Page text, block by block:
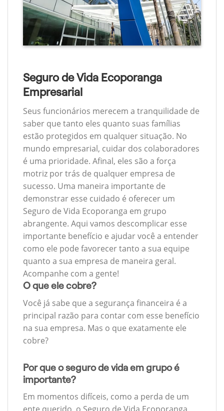
Seguro de Vida Ecoporanga
Empresarial
Seus funcionários merecem a tranquilidade de
saber que tanto eles quanto suas famílias
estão protegidos em qualquer situação. No
mundo empresarial, cuidar dos colaboradores
é uma prioridade. Afinal, eles são a força
motriz por trás de qualquer empresa de
sucesso. Uma maneira importante de
demonstrar esse cuidado é oferecer um
Seguro de Vida Ecoporanga em grupo
abrangente. Aqui vamos descomplicar esse
importante benefício e ajudar você a entender
como ele pode favorecer tanto a sua equipe
quanto a sua empresa de maneira geral.
Acompanhe com a gente!
O que ele cobre?
Você já sabe que a segurança financeira é a
principal razão para contar com esse benefício
na sua empresa. Mas o que exatamente ele
cobre?
Por que o seguro de vida em grupo é
importante?
Em momentos difíceis, como a perda de um